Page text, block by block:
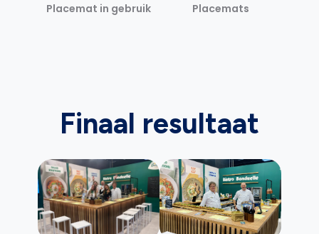
Placemat in gebruik Placemats
Finaal resultaat